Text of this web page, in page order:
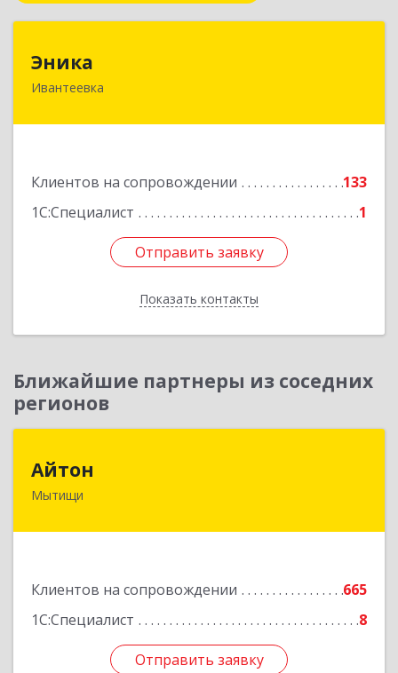
Эника
Ивантеевка
Клиентов на сопровождении
133
1С:Специалист
1
Отправить заявку
Показать контакты
141280, Московская обл, г.о. Пушкинский,
Отправить заявку
Назад
Ближайшие партнеры из соседних
регионов
Айтон
Мытищи
Клиентов на сопровождении
665
1С:Специалист
8
Отправить заявку
Отправить заявку